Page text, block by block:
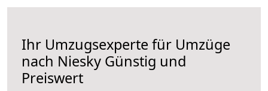
Ihr Umzugsexperte für Umzüge
nach Niesky Günstig und
Preiswert